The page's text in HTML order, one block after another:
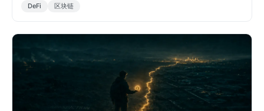
DeFi 区块链